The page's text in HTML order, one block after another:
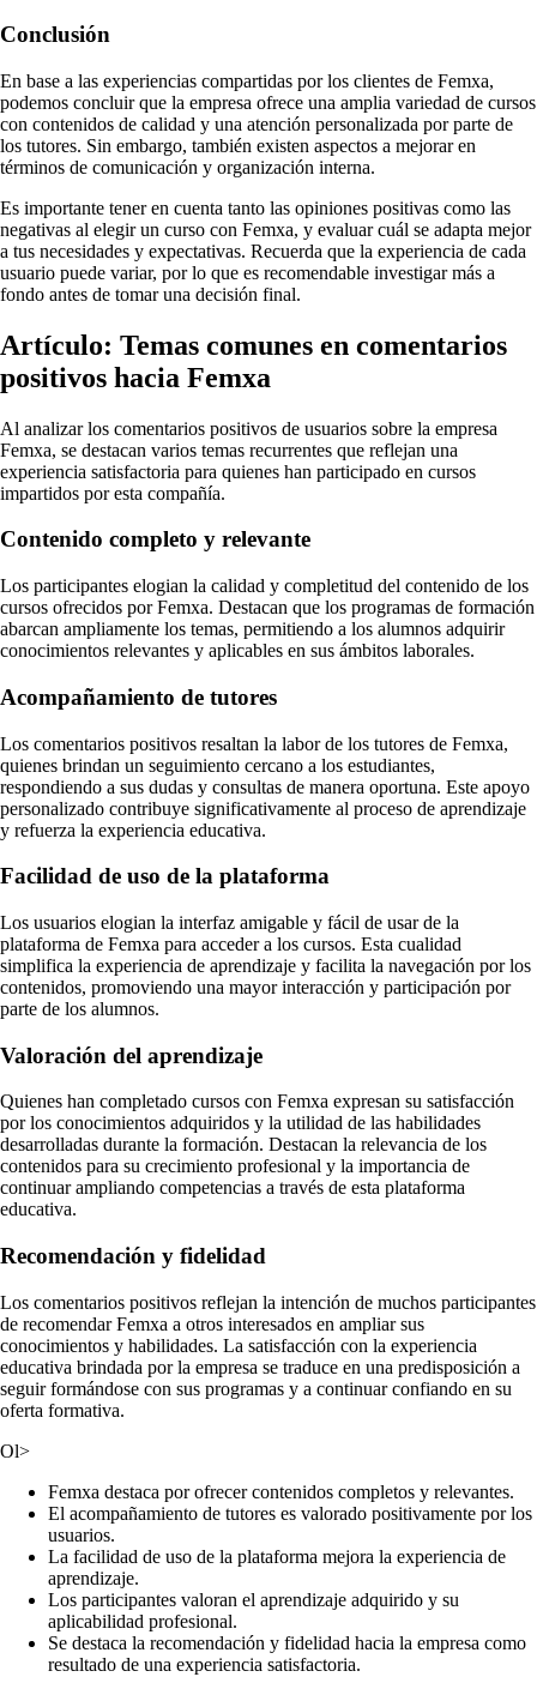
Conclusión
En base a las experiencias compartidas por los clientes de Femxa,
podemos concluir que la empresa ofrece una amplia variedad de cursos
con contenidos de calidad y una atención personalizada por parte de
los tutores. Sin embargo, también existen aspectos a mejorar en
términos de comunicación y organización interna.
Es importante tener en cuenta tanto las opiniones positivas como las
negativas al elegir un curso con Femxa, y evaluar cuál se adapta mejor
a tus necesidades y expectativas. Recuerda que la experiencia de cada
usuario puede variar, por lo que es recomendable investigar más a
fondo antes de tomar una decisión final.
Artículo: Temas comunes en comentarios
positivos hacia Femxa
Al analizar los comentarios positivos de usuarios sobre la empresa
Femxa, se destacan varios temas recurrentes que reflejan una
experiencia satisfactoria para quienes han participado en cursos
impartidos por esta compañía.
Contenido completo y relevante
Los participantes elogian la calidad y completitud del contenido de los
cursos ofrecidos por Femxa. Destacan que los programas de formación
abarcan ampliamente los temas, permitiendo a los alumnos adquirir
conocimientos relevantes y aplicables en sus ámbitos laborales.
Acompañamiento de tutores
Los comentarios positivos resaltan la labor de los tutores de Femxa,
quienes brindan un seguimiento cercano a los estudiantes,
respondiendo a sus dudas y consultas de manera oportuna. Este apoyo
personalizado contribuye significativamente al proceso de aprendizaje
y refuerza la experiencia educativa.
Facilidad de uso de la plataforma
Los usuarios elogian la interfaz amigable y fácil de usar de la
plataforma de Femxa para acceder a los cursos. Esta cualidad
simplifica la experiencia de aprendizaje y facilita la navegación por los
contenidos, promoviendo una mayor interacción y participación por
parte de los alumnos.
Valoración del aprendizaje
Quienes han completado cursos con Femxa expresan su satisfacción
por los conocimientos adquiridos y la utilidad de las habilidades
desarrolladas durante la formación. Destacan la relevancia de los
contenidos para su crecimiento profesional y la importancia de
continuar ampliando competencias a través de esta plataforma
educativa.
Recomendación y fidelidad
Los comentarios positivos reflejan la intención de muchos participantes
de recomendar Femxa a otros interesados en ampliar sus
conocimientos y habilidades. La satisfacción con la experiencia
educativa brindada por la empresa se traduce en una predisposición a
seguir formándose con sus programas y a continuar confiando en su
oferta formativa.
Ol>
Femxa destaca por ofrecer contenidos completos y relevantes.
El acompañamiento de tutores es valorado positivamente por los
usuarios.
La facilidad de uso de la plataforma mejora la experiencia de
aprendizaje.
Los participantes valoran el aprendizaje adquirido y su
aplicabilidad profesional.
Se destaca la recomendación y fidelidad hacia la empresa como
resultado de una experiencia satisfactoria.